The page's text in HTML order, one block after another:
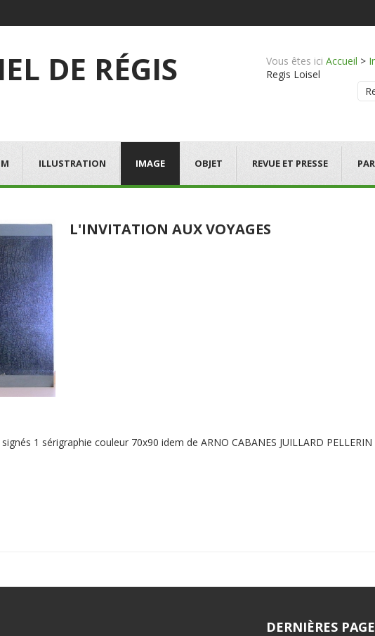
DE RÉGIS Vous êtes ici Accueil >
Regis Loisel
ILLUSTRATION IMAGE OBJET REVUE ET PRESSE
L'INVITATION AUX VOYAGES
1 sérigraphie couleur 70x90 idem de ARNO CABANES JUILLARD PELLERIN
DERNIÈRES